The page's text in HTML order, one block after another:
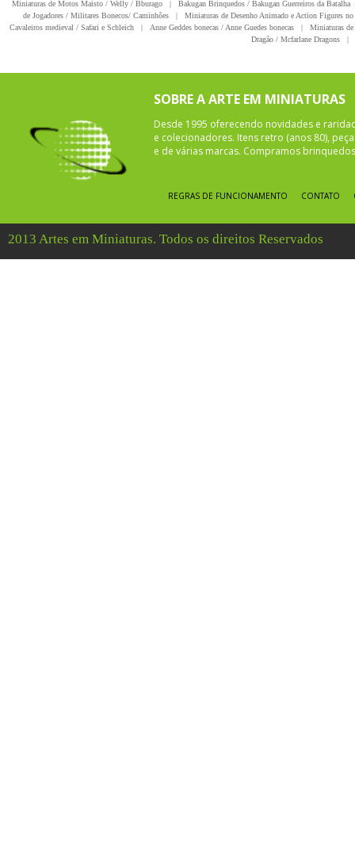
Miniaturas de Motos Maisto / Welly / Bburago
| Bakugan Brinquedos / Bakugan Guerreiros da Batalha
de Jogadores / Militares Bonecos/ Caminhões
|
Miniaturas de Desenho Animado e Action Figures
Cavaleiros medieval / Safari e Schleich
| Anne Geddes bonecas / Anne Guedes bonecas |
Miniaturas
Dragão / Mcfarlane Dragons
|
SOBRE A ARTE EM MINIATURAS
Desde 1995 oferecendo novidades e
e colecionadores. Itens retro (anos 80),
e de várias marcas. Compramos
REGRAS DE FUNCIONAMENTO CONTATO
2013 Artes em Miniaturas. Todos os direitos Reservados